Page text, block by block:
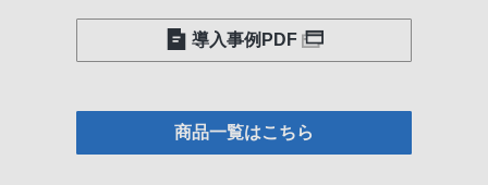
導入事例PDF
商品一覧はこちら